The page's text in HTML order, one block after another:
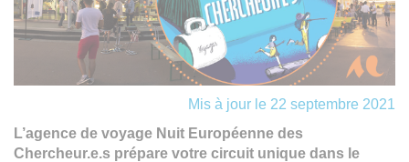
Mis à jour le 22 septembre 2021
L’agence de voyage Nuit Européenne des
Chercheur.e.s prépare votre circuit unique dans le